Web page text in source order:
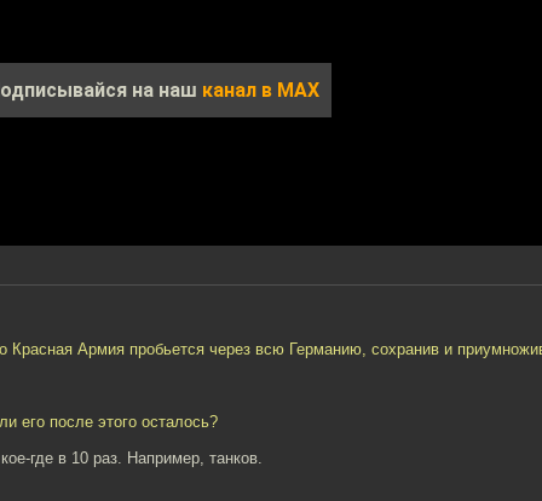
на наш канал в MAX
Красная Армия пробьется через всю Германию, сохранив и
его после этого осталось?
где в 10 раз. Например, танков.